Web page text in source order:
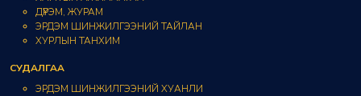
ДҮРЭМ, ЖУРАМ
ЭРДЭМ ШИНЖИЛГЭЭНИЙ ТАЙЛАН
ХУРЛЫН ТАНХИМ
СУДАЛГАА
ЭРДЭМ ШИНЖИЛГЭЭНИЙ ХУАНЛИ